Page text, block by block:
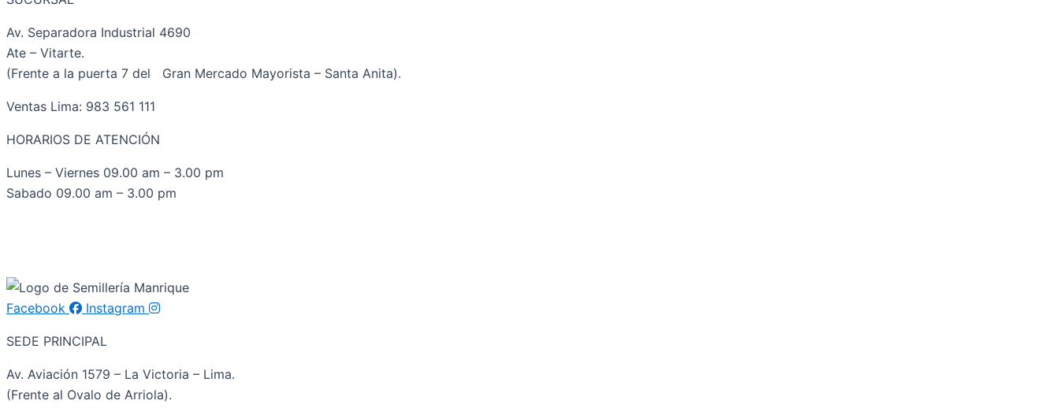
Av. Separadora Industrial 4690
Ate – Vitarte.
(Frente a la puerta 7 del Gran Mercado Mayorista – Santa Anita).
Ventas Lima: 983 561 111
HORARIOS DE ATENCIÓN
Lunes – Viernes 09.00 am – 3.00 pm
Sabado 09.00 am – 3.00 pm
Facebook Instagram
SEDE PRINCIPAL
Av. Aviación 1579 – La Victoria – Lima.
(Frente al Ovalo de Arriola).